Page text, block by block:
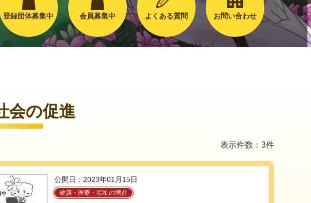
登録団体募集中 会員募集中 よくある質問 お問い合わせ
会の促進
表示件数：3件
公開日：2023年01月15日
健康・医療・福祉の増進